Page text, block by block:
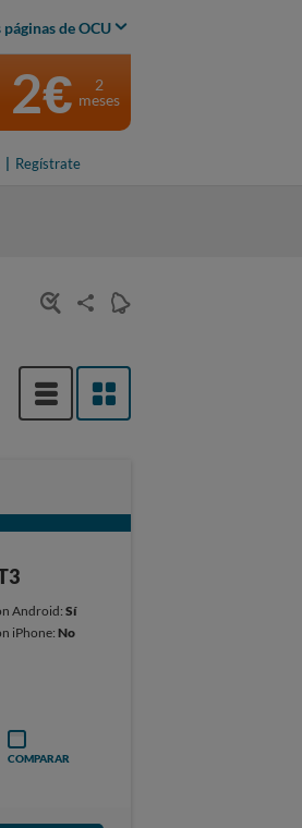
páginas de OCU
Regístrate
2€
2
meses
Android: Sí
iPhone: No
COMPARAR